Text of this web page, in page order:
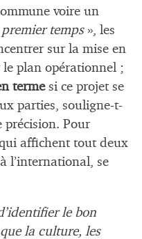
voire un
premier temps», les
sur la mise en
plan opérationnel ;
termesi ce projet se
parties, souligne-t-
précision. Pour
affichent tout deux
l’international, se
le bon
la culture, les